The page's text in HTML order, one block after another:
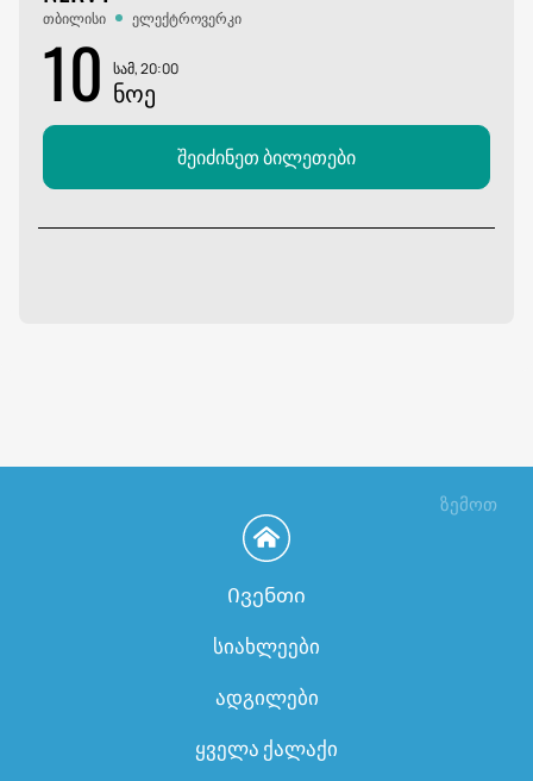
თბილისი ელექტროვერკი
10 სამ, 20:00
ᲜᲝᲔ
შეიძინეთ ბილეთები
ზემოთ
Ივენთი
სიახლეები
ადგილები
ყველა ქალაქი